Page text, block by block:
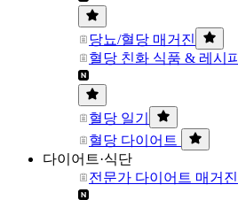
당뇨/혈당 매거진
혈당 친화 식품 & 레시피
혈당 일기
혈당 다이어트
다이어트·식단
전문가 다이어트 매거진